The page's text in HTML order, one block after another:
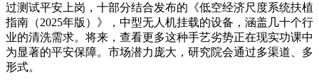
过测试平安上岗，十部分结合发布的《低空经济尺度系统扶植
指南（2025年版）》，中型无人机挂载的设备，涵盖几十个行
业的清洗需求。将来，查看更多这种手艺劣势正在现实功课中
为显著的平安保障。市场潜力庞大，研究院会通过多渠道、多
形式。